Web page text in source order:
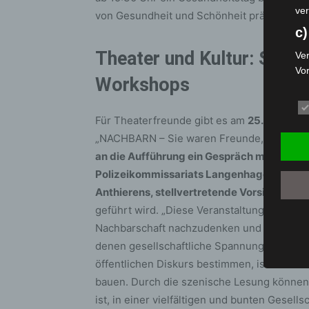
von Gesundheit und Schönheit präsentiert
Theater und Kultur:
Workshops
Für Theaterfreunde gibt es am 25. März
„NACHBARN – Sie waren Freunde, gute
an die Aufführung ein Gespräch mit
Polizeikommissariats Langenhagen, Sina
Anthierens, stellvertretende Vorsitzende
geführt wird. „Diese Veranstaltung bietet
Nachbarschaft nachzudenken und den
denen gesellschaftliche Spannungen
öffentlichen Diskurs bestimmen, ist es
bauen. Durch die szenische Lesung
ist, in einer vielfältigen und bunten